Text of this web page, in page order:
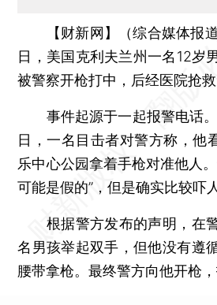
【财新网】（综合媒体报道
日，美国克利夫兰州一名12岁
被警察开枪打中，后经医院抢救
事件起源于一起报警电话。
日，一名目击者对警方称，他
乐中心公园拿着手枪对准他人
可能是假的”，但是确实比较吓人
根据警方发布的声明，在
名男孩举起双手，但他没有遵
腰带拿枪。最终警方向他开枪，